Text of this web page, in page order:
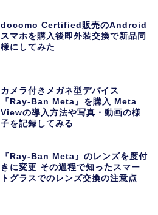
docomo Certified販売のAndroid
スマホを購入後即外装交換で新品同
様にしてみた
カメラ付きメガネ型デバイス
『Ray-Ban Meta』を購入 Meta
Viewの導入方法や写真・動画の様
子を記録してみる
『Ray-Ban Meta』のレンズを度付
きに変更 その過程で知ったスマー
トグラスでのレンズ交換の注意点